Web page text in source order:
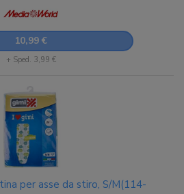
10,99 €
+ Sped. 3,99 €
per asse da stiro, S/M(114-